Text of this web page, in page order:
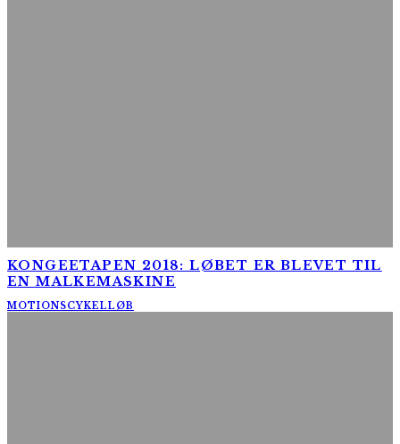
KONGEETAPEN 2018: LØBET ER BLEVET TIL
EN MALKEMASKINE
MOTIONSCYKELLØB